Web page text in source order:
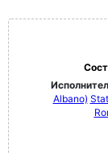
Albano)